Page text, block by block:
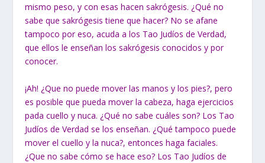
mismo peso, y con esas hacen sakrógesis. ¿Qué no
sabe que sakrógesis tiene que hacer? No se afane
tampoco por eso, acuda a los Tao Judíos de Verdad,
que ellos le enseñan los sakrógesis conocidos y por
conocer.
¡Ah! ¿Que no puede mover las manos y los pies?, pero
es posible que pueda mover la cabeza, haga ejercicios
pada cuello y nuca. ¿Qué no sabe cuáles son? Los Tao
Judíos de Verdad se los enseñan. ¿Qué tampoco puede
mover el cuello y la nuca?, entonces haga faciales.
¿Que no sabe cómo se hace eso? Los Tao Judíos de